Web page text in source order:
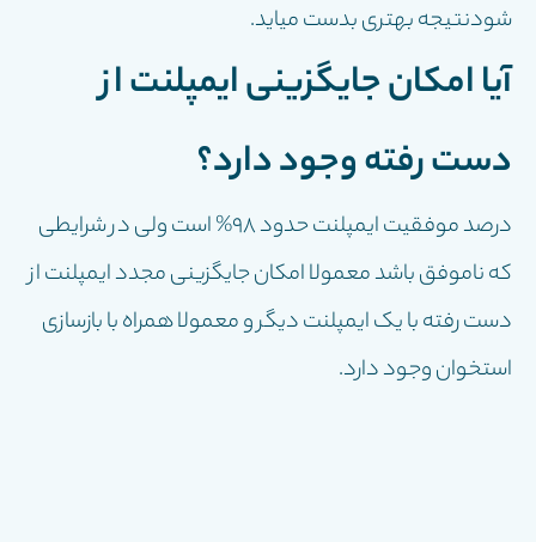
شودنتیجه بهتری بدست میاید.
آیا امکان جایگزینی ایمپلنت از
دست رفته وجود دارد؟
درصد موفقیت ایمپلنت حدود ۹۸% است ولی در شرایطی
که ناموفق باشد معمولا امکان جایگزینی مجدد ایمپلنت از
دست رفته با یک ایمپلنت دیگر و معمولا همراه با بازسازی
استخوان وجود دارد.